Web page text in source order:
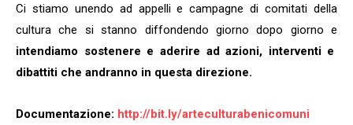
Ci stiamo unendo ad appelli e campagne di comitati della
cultura che si stanno diffondendo giorno dopo giorno e
intendiamo sostenere e aderire ad azioni, interventi e
dibattiti che andranno in questa direzione.
Documentazione: http://bit.ly/arteculturabenicomuni